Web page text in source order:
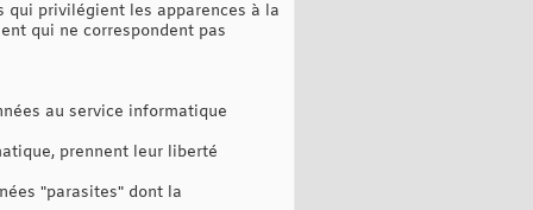
qui privilégient les apparences à la
qui ne correspondent pas
au service informatique
prennent leur liberté
"parasites" dont la